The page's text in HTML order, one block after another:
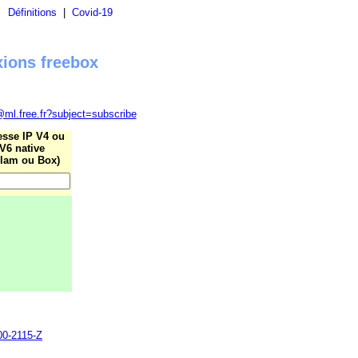
Définitions Covid-19
freebox
IP V4 ou
V6 native
ou Box)
2115-Z